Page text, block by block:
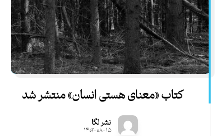
کتاب «معنای هستی انسان» منتشر شد
نشر لگا
۱۴۰۲-۰۸-۱۵